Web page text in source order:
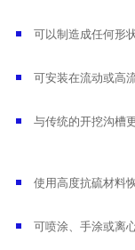
可以制造成任何形
可安装在流动或高
与传统的开挖沟槽
使用高度抗硫材料
可喷涂、手涂或离